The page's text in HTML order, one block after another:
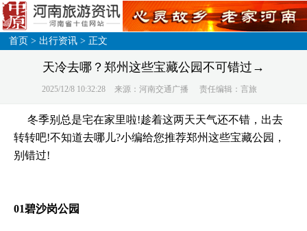
首页 >出行资讯 > 正文
天冷去哪？郑州这些宝藏公园不可错过→
2025/12/8 10:32:28 来源：河南交通广播 责任编辑：言旅
冬季别总是宅在家里啦!趁着这两天天气还不错，出去
转转吧!不知道去哪儿?小编给您推荐郑州这些宝藏公园，
别错过!
01碧沙岗公园